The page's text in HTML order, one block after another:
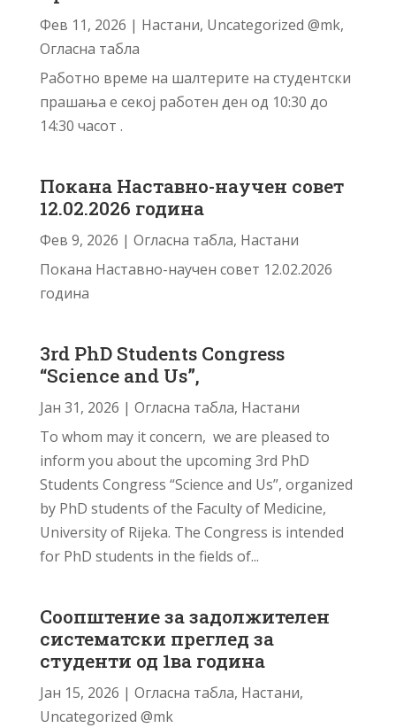
Фев 11, 2026 | Настани, Uncategorized @mk,
Огласна табла
Работно време на шалтерите на студентски
прашања е секој работен ден од 10:30 до
14:30 часот .
Покана Наставно-научен совет
12.02.2026 година
Фев 9, 2026 | Огласна табла, Настани
Покана Наставно-научен совет 12.02.2026
година
3rd PhD Students Congress
“Science and Us”,
Јан 31, 2026 | Огласна табла, Настани
To whom may it concern, we are pleased to
inform you about the upcoming 3rd PhD
Students Congress “Science and Us”, organized
by PhD students of the Faculty of Medicine,
University of Rijeka. The Congress is intended
for PhD students in the fields of...
Соопштение за задолжителен
систематски преглед за
студенти од 1ва година
Јан 15, 2026 | Огласна табла, Настани,
Uncategorized @mk